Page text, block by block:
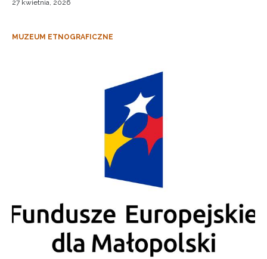
27 kwietnia, 2026
MUZEUM ETNOGRAFICZNE